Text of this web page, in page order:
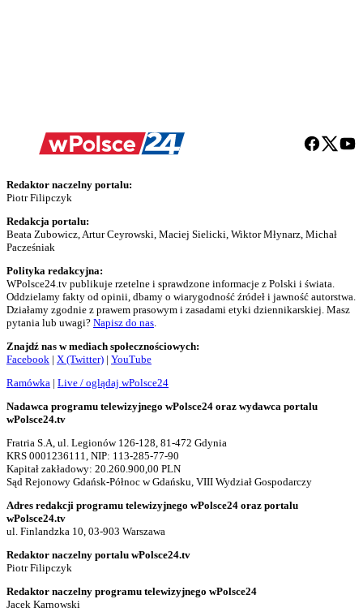
Redaktor naczelny portalu:
Piotr Filipczyk
Redakcja portalu:
Beata Zubowicz, Artur Ceyrowski, Maciej Sielicki, Wiktor Młynarz, Michał
Pacześniak
Polityka redakcyjna:
WPolsce24.tv publikuje rzetelne i sprawdzone informacje z Polski i świata.
Oddzielamy fakty od opinii, dbamy o wiarygodność źródeł i jawność autorstwa.
Działamy zgodnie z prawem prasowym i zasadami etyki dziennikarskiej. Masz
pytania lub uwagi? Napisz do nas.
Znajdź nas w mediach społecznościowych:
Facebook | X (Twitter) | YouTube
Ramówka | Live / oglądaj wPolsce24
Nadawca programu telewizyjnego wPolsce24 oraz wydawca portalu
wPolsce24.tv
Fratria S.A, ul. Legionów 126-128, 81-472 Gdynia
KRS 0001236111, NIP: 113-285-77-90
Kapitał zakładowy: 20.260.900,00 PLN
Sąd Rejonowy Gdańsk-Północ w Gdańsku, VIII Wydział Gospodarczy
Adres redakcji programu telewizyjnego wPolsce24 oraz portalu
wPolsce24.tv
ul. Finlandzka 10, 03-903 Warszawa
Redaktor naczelny portalu wPolsce24.tv
Piotr Filipczyk
Redaktor naczelny programu telewizyjnego wPolsce24
Jacek Karnowski